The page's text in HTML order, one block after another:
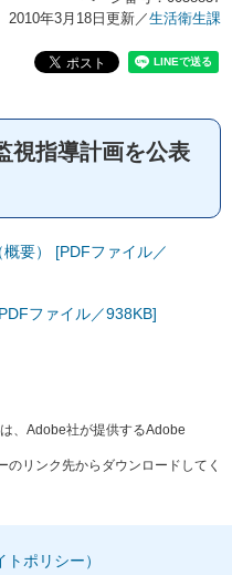
2010年3月18日更新／生活衛生課
視指導計画を公表
要） [PDFファイル／
ファイル／938KB]
、Adobe社が提供するAdobe
リンク先からダウンロードしてく
ポリシー）